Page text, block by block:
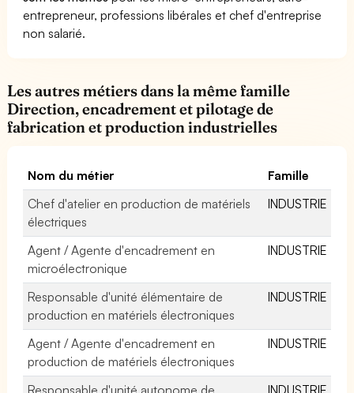
entrepreneur, professions libérales et chef d'entreprise
non salarié.
Les autres métiers dans la même famille
Direction, encadrement et pilotage de
fabrication et production industrielles
Nom du métier
Famille
Chef d'atelier en production de matériels
électriques
INDUSTRIE
Agent / Agente d'encadrement en
microélectronique
INDUSTRIE
Responsable d'unité élémentaire de
production en matériels électroniques
INDUSTRIE
Agent / Agente d'encadrement en
production de matériels électroniques
INDUSTRIE
Responsable d'unité autonome de INDUSTRIE